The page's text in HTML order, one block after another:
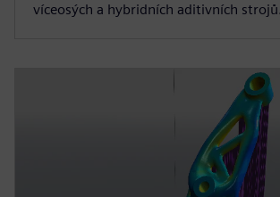
víceosých a hybridních aditivních strojů.